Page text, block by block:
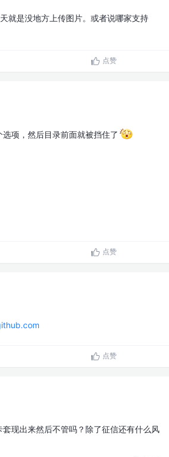
就是没地方上传图片。或者说哪家支持
点赞
项，然后目录前面就被挡住了
点赞
点赞
现出来然后不管吗？除了征信还有什么风